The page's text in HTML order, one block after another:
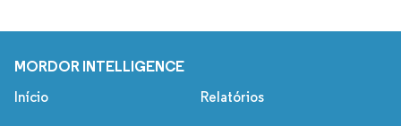
MORDOR INTELLIGENCE
Início Relatórios